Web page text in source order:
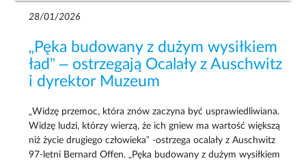
28/01/2026
„Pęka budowany z dużym wysiłkiem
ład” – ostrzegają Ocalały z Auschwitz
i dyrektor Muzeum
„Widzę przemoc, która znów zaczyna być usprawiedliwiana.
Widzę ludzi, którzy wierzą, że ich gniew ma wartość większą
niż życie drugiego człowieka” -ostrzega ocalały z Auschwitz
97-letni Bernard Offen. „Pęka budowany z dużym wysiłkiem